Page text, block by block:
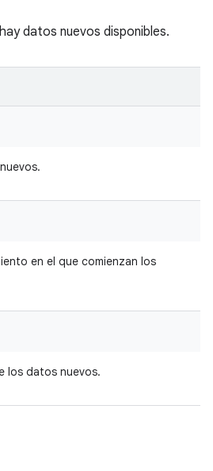
datos nuevos disponibles.
en el que comienzan los
los datos nuevos.